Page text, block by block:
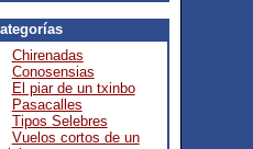
Chirenadas
Conosensias
El piar de un txinbo
Pasacalles
Tipos Selebres
Vuelos cortos de un